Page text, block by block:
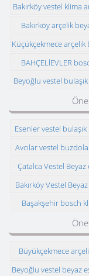
Bakırköy vestel klima
Bakırköy arçelik
Küçükçekmece arçelik
BAHÇELİEVLER
Beyoğlu vestel
Esenler vestel
Avcılar vestel
Çatalca Vestel
Bakırköy Vestel
Başakşehir bosch
Büyükçekmece
Beyoğlu vestel beyaz